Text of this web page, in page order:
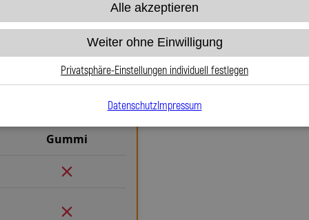
Gummi
Warum Stahlflex-
Wenn es um Sicherheit,
zu herkömmlichen
einen exakten Druckpunkt und
Alle akzeptieren
Weiter ohne Einwilligung
Privatsphäre-Einstellungen individuell festlegen
DatenschutzImpressum